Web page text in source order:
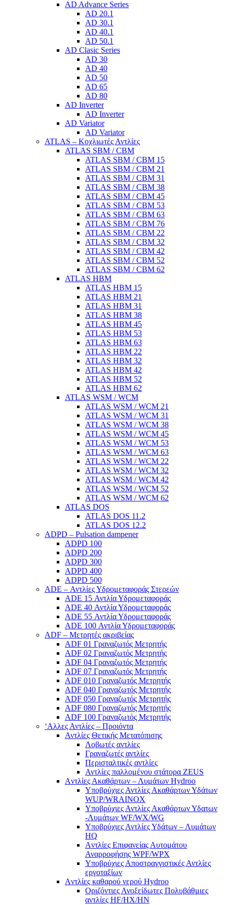
AD Advance Series
AD 20.1
AD 30.1
AD 40.1
AD 50.1
AD Clasic Series
AD 30
AD 40
AD 50
AD 65
AD 80
AD Inverter
AD Inverter
AD Variator
AD Variator
ATLAS – Κοχλιωτές Αντλίες
ATLAS SBM / CBM
ATLAS SBM / CBM 15
ATLAS SBM / CBM 21
ATLAS SBM / CBM 31
ATLAS SBM / CBM 38
ATLAS SBM / CBM 45
ATLAS SBM / CBM 53
ATLAS SBM / CBM 63
ATLAS SBM / CBM 76
ATLAS SBM / CBM 22
ATLAS SBM / CBM 32
ATLAS SBM / CBM 42
ATLAS SBM / CBM 52
ATLAS SBM / CBM 62
ATLAS HBM
ATLAS HBM 15
ATLAS HBM 21
ATLAS HBM 31
ATLAS HBM 38
ATLAS HBM 45
ATLAS HBM 53
ATLAS HBM 63
ATLAS HBM 22
ATLAS HBM 32
ATLAS HBM 42
ATLAS HBM 52
ATLAS HBM 62
ATLAS WSM / WCM
ATLAS WSM / WCM 21
ATLAS WSM / WCM 31
ATLAS WSM / WCM 38
ATLAS WSM / WCM 45
ATLAS WSM / WCM 53
ATLAS WSM / WCM 63
ATLAS WSM / WCM 22
ATLAS WSM / WCM 32
ATLAS WSM / WCM 42
ATLAS WSM / WCM 52
ATLAS WSM / WCM 62
ATLAS DOS
ATLAS DOS 11.2
ATLAS DOS 12.2
ADPD – Pulsation dampener
ADPD 100
ADPD 200
ADPD 300
ADPD 400
ADPD 500
ADE – Αντλίες Υδρομεταφοράς Στερεών
ADE 15 Αντλία Υδρομεταφοράς
ADE 40 Αντλία Υδρομεταφοράς
ADE 55 Αντλία Υδρομεταφοράς
ADE 100 Αντλία Υδρομεταφοράς
ADF – Μετρητές ακριβείας
ADF 01 Γραναζωτός Μετρητής
ADF 02 Γραναζωτός Μετρητής
ADF 04 Γραναζωτός Μετρητής
ADF 07 Γραναζωτός Μετρητής
ADF 010 Γραναζωτός Μετρητής
ADF 040 Γραναζωτός Μετρητής
ADF 050 Γραναζωτός Μετρητής
ADF 080 Γραναζωτός Μετρητής
ADF 100 Γραναζωτός Μετρητής
‘Αλλες Αντλίες – Προιόντα
Αντλίες Θετικής Μετατόπισης
Λοβωτές αντλίες
Γραναζωτές αντλίες
Περισταλτικές αντλίες
Αντλίες παλλομένου στάτορα ZEUS
Aντλίες Ακαθάρτων – Λυμάτων Hydroo
Υποβρύχιες Αντλίες Ακαθάρτων Υδάτων
WUP/WRAINOX
Υποβρύχιες Αντλίες Ακαθάρτων Υδατων
-Λυμάτων WF/WX/WG
Yποβρύχιες Αντλίες Υδάτων – Λυμάτων
ΗQ
Aντλίες Επιφανείας Αυτομάτου
Αναρροφήσης WPF/WPX
Υποβρύχιες Αποστραγγιστικές Αντλίες
εργοταξίων
Aντλίες καθαρού νερού Ηydroo
Οριζόντιες Ανοξείδωτες Πολυβάθμιες
αντλίες ΗF/HX/HN